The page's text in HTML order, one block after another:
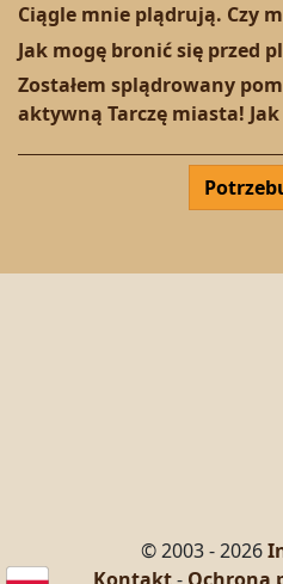
Ciągle mnie plądrują. Czy
Jak mogę bronić się przed
Zostałem splądrowany
aktywną Tarczę miasta!
© 2003 - 2026